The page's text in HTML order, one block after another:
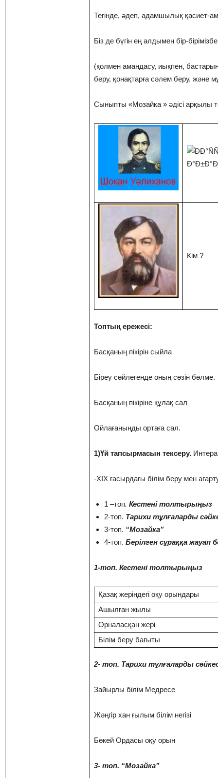
Тегінде, әдеп, адамшылық қасиет-
Біз де бүгін ең алдымен бір-
(қолмен амандасу, иықпен,
беру, қонақтарға сәлем беру, және
Сыныпты «Мозайка » әдісі арқылы
Кім ?
Топтың ережесі:
Басқаның пікірін сыйла
Біреу сөйлегенде оның сөзін бөлме.
Басқаның пікіріне құлақ сал
Ойлағаныңды ортаға сал.
1)Үй тапсырмасын тексеру.
-ХІХ ғасырдағы білім беру мен
1 –топ. Кестені толтырыңыз
2-топ. Тарихи тұлғаларды
3-топ. “Мозайка”
4-топ. Берілген сұраққа жауап
1-топ. Кестені толтырыңыз
Қазақ жеріндегі оқу орындары
Ашылған жылы
Орналасқан жері
Білім беру бағыты
2- топ. Тарихи тұлғаларды
Зайырлы білім Медресе
Жәңгір хан ғылым білім негізі
Бөкей Ордасы оқу орын
3- топ. “Мозайка”